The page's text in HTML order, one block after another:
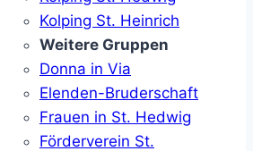
Kolping St. Heinrich
Weitere Gruppen
Donna in Via
Elenden-Bruderschaft
Frauen in St. Hedwig
Förderverein St.